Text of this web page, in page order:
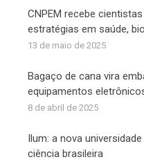
CNPEM recebe
estratégias em saúde,
13 de maio de 2025
Bagaço de cana vira
equipamentos
8 de abril de 2025
Ilum: a nova
ciência brasileira